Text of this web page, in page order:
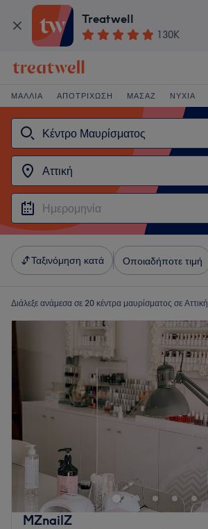
Treatwell
130K
ΜΑΛΛΙΆ ΑΠΟΤΡΊΧΩΣΗ ΜΑΣΆΖ ΝΎΧΙΑ
Ταξινόμηση κατά Οποιαδήποτε τιμή
Διάλεξε ανάμεσα σε 20 κέντρα μαυρίσματος σε Αττική
MZnailZ